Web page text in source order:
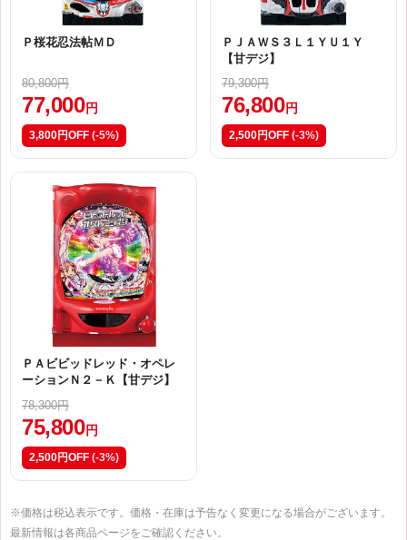
Ｐ桜花忍法帖ＭＤ
80,800円
77,000 円
3,800円OFF (-5%)
ＰＪＡＷＳ３Ｌ１ＹＵ１Ｙ
【甘デジ】
79,300円
76,800 円
2,500円OFF (-3%)
ＰＡビビッドレッド・オペレ
ーションＮ２－Ｋ【甘デジ】
78,300円
75,800円
2,500円OFF (-3%)
※価格は税込表示です。価格・在庫は予告なく変更になる場合がございます。
最新情報は各商品ページをご確認ください。